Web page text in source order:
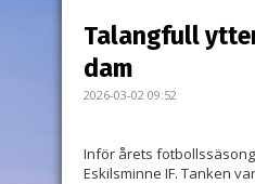
Talangfull
dam
2026-03-02 09:52
Inför årets fotbollssäsong
Eskilsminne IF. Tanken